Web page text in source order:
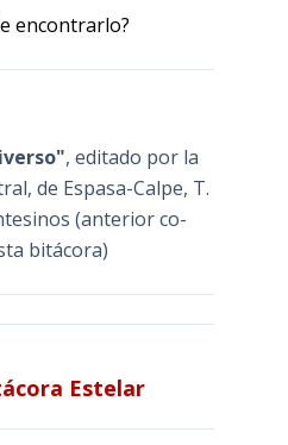
encontrarlo?
, editado por la
de Espasa-Calpe, T.
(anterior co-
bitácora)
Estelar